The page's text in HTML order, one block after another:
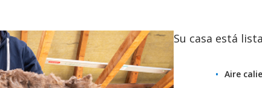
Su casa está
Aire